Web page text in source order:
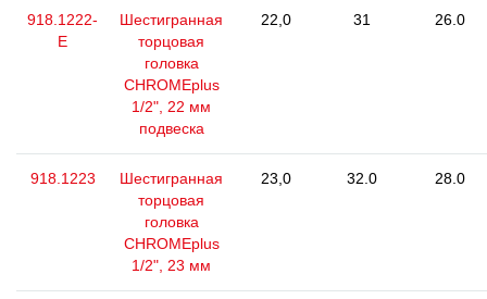
918.1222-
E
Шестигранная
торцовая
головка
CHROMEplus
1/2", 22 мм
подвеска
22,0 31 26.0
918.1223
Шестигранная
торцовая
головка
CHROMEplus
1/2", 23 мм
23,0 32.0 28.0